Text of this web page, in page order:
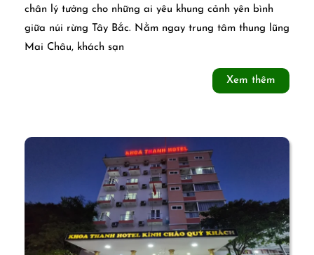
Sunset
Boutique
hôn
Mai
Châu
chân lý tưởng cho những ai yêu khung cảnh yên bình
giữa núi rừng Tây Bắc. Nằm ngay trung tâm thung lũng
Mai Châu, khách sạn
Xem thêm
thêm